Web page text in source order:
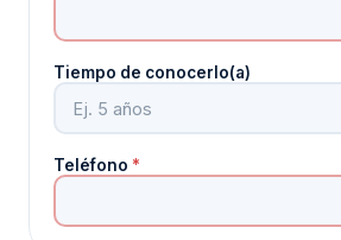
Tiempo de conocerlo(a)
Teléfono *